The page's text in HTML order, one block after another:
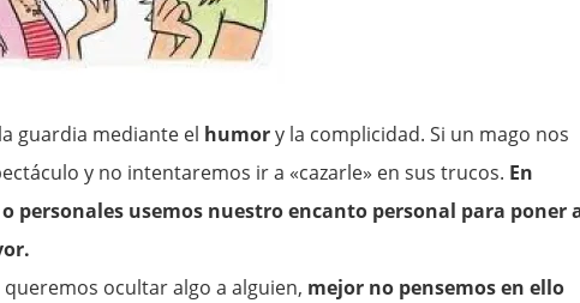
guardia mediante el humory la complicidad. Si un mago nos
y no intentaremos ir a «cazarle» en sus trucos. En
personales usemos nuestro encanto personal para poner
queremos ocultar algo a alguien, mejor no pensemos en ello